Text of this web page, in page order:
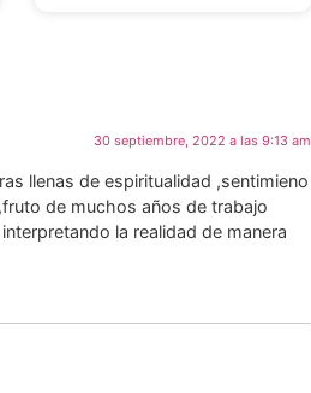
30 septiembre, 2022 a las 9:13 am
llenas de espiritualidad ,sentimieno
de muchos años de trabajo
la realidad de manera